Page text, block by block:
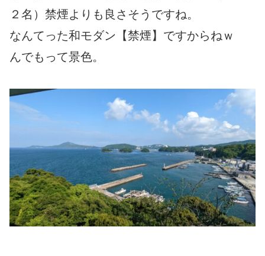
２名）禁煙よりも良さそうですね。
なんてった和モダン【禁煙】ですからねｗ
んでもって景色。